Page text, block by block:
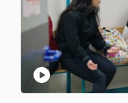
play_circle